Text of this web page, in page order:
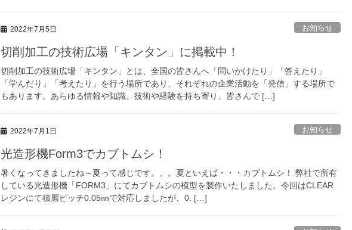
2022年7月5日 お知らせ
切削加工の技術広場「キンタン」に掲載中！
切削加工の技術広場「キンタン」とは、全国の皆さんへ「問いかけたり」「答えたり」
「学んだり」「考えたり」を行う場所であり、それぞれの企業活動を「発信」する場所で
もあります。あらゆる情報や知識、技術や経験を持ち寄り、皆さんで […]
2022年7月1日 お知らせ
光造形機Form3でカブトムシ！
暑くなってきましたね～夏って感じです。。。夏といえば・・・カブトムシ！ 弊社で所有
している光造形機「FORM3」にてカブトムシの模型を製作いたしました。今回はCLEAR
レジンにて積層ピッチ0.05㎜で対応しましたが、0. […]